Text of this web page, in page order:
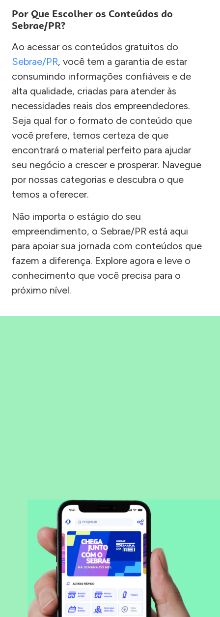
Por Que Escolher os Conteúdos do
Sebrae/PR?
Ao acessar os conteúdos gratuitos do
Sebrae/PR, você tem a garantia de estar
consumindo informações confiáveis e de
alta qualidade, criadas para atender às
necessidades reais dos empreendedores.
Seja qual for o formato de conteúdo que
você prefere, temos certeza de que
encontrará o material perfeito para ajudar
seu negócio a crescer e prosperar. Navegue
por nossas categorias e descubra o que
temos a oferecer.
Não importa o estágio do seu
empreendimento, o Sebrae/PR está aqui
para apoiar sua jornada com conteúdos que
fazem a diferença. Explore agora e leve o
conhecimento que você precisa para o
próximo nível.